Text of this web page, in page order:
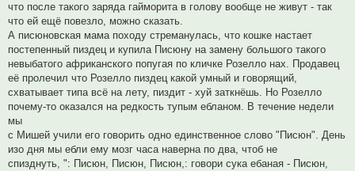
что после такого заряда гайморита в голову вообще не живут - так
что ей ещё повезло, можно сказать.
А писюновская мама походу стреманулась, что кошке настает
постепенный пиздец и купила Писюну на замену большого такого
невыбатого африканского попугая по кличке Розелло нах. Продавец
её пролечил что Розелло пиздец какой умный и говорящий,
схватывает типа всё на лету, пиздит - хуй заткнёшь. Но Розелло
почему-то оказался на редкость тупым ебланом. В течение недели
мы
с Мишей учили его говорить одно единственное слово "Писюн". День
изо дня мы ебли ему мозг часа наверна по два, чтоб не
спизднуть, ": Писюн, Писюн, Писюн,: говори сука ебаная - Писюн,